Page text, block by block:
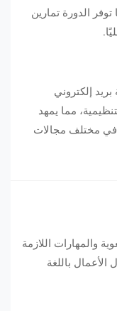
الدورة تمارين
إلكتروني
مما يمهد
في مختلف مجالات
والمهارات اللازمة
الأعمال باللغة